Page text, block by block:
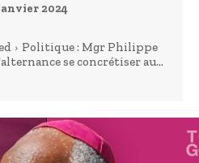
2024
Politique : Mgr Philippe
se concrétiser au...